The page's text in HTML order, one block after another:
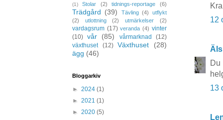
12
Du
13
(1)
Stolar (2) tidnings-reportage (6)
Trädgård (39) Tävling (4)
utflykt
(2)
utlottning (2) utmärkelser (2)
vardagsrum (17) veranda (4) vinter
(10) vår (85) vårmarknad
(12)
växthuset
(12) Växthuset
(28)
ägg (46)
Bloggarkiv
► 2024 (1)
► 2021 (1)
► 2020 (5)